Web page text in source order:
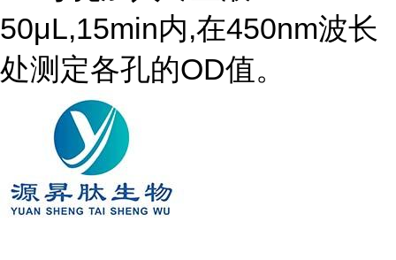
50μL,15min内,在450nm波长
处测定各孔的OD值。